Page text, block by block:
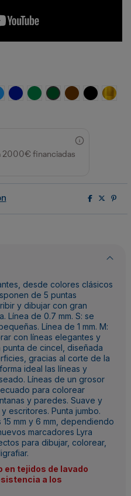
Azul CelesteAzul OscuroVerde Esmeralda
Verde Savia
Marrón Negro Oro
2000€ financiadas
desde colores clásicos
de 5 puntas
y dibujar con gran
Línea de 0.7 mm. S: se
Línea de 1 mm. M:
con líneas elegantes y
punta de cincel, diseñada
gracias al corte de la
ideal las líneas y
Líneas de un grosor
para colorear
y paredes. Suave y
escritores. Punta jumbo.
mm y 6 mm, dependiendo
marcadores Lyra
para dibujar, colorear,
en tejidos de lavado
a los